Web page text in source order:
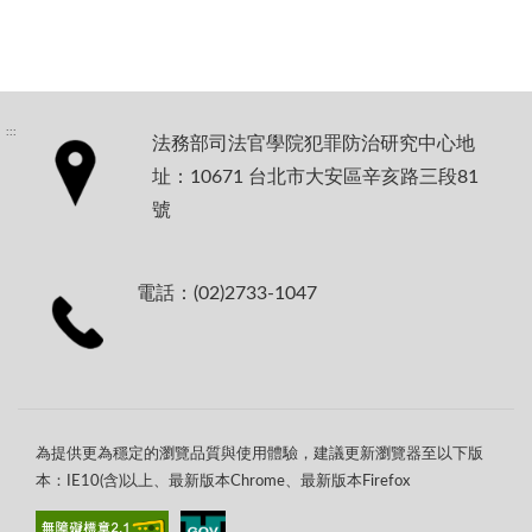
:::
法務部司法官學院犯罪防治研究中心地
址：10671 台北市大安區辛亥路三段81
號
電話：(02)2733-1047
為提供更為穩定的瀏覽品質與使用體驗，建議更新瀏覽器至以下版
本：IE10(含)以上、最新版本Chrome、最新版本Firefox